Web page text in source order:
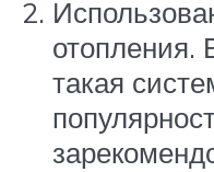
отопления.
такая